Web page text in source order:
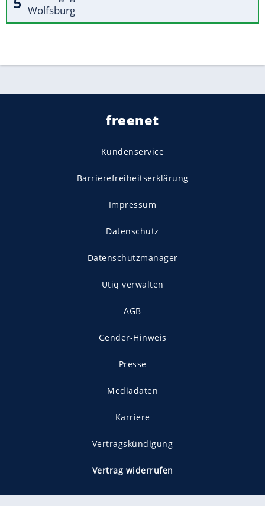
Wolfsburg
freenet
Kundenservice
Barrierefreiheitserklärung
Impressum
Datenschutz
Datenschutzmanager
Utiq verwalten
AGB
Gender-Hinweis
Presse
Mediadaten
Karriere
Vertragskündigung
Vertrag widerrufen